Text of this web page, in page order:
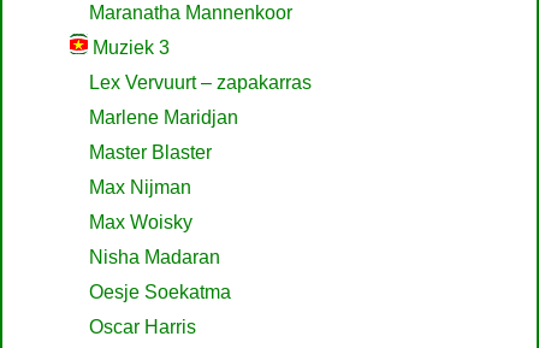
Maranatha Mannenkoor
Muziek 3
Lex Vervuurt – zapakarras
Marlene Maridjan
Master Blaster
Max Nijman
Max Woisky
Nisha Madaran
Oesje Soekatma
Oscar Harris